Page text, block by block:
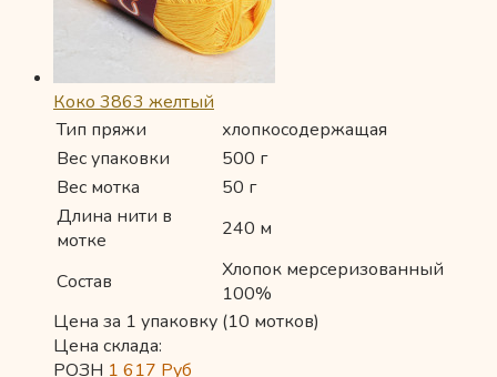
Коко 3863 желтый
Тип пряжи
хлопкосодержащая
Вес упаковки
500 г
Вес мотка
50 г
Длина нити в
мотке
240 м
Состав
Хлопок мерсеризованный
100%
Цена за 1 упаковку (10 мотков)
Цена склада:
РОЗН 1 617 Руб